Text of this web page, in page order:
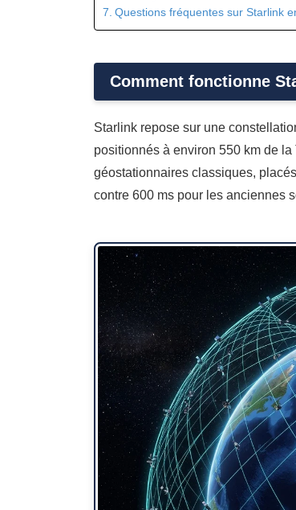
Questions fréquentes sur Starlink
Comment fonctionne
Starlink repose sur une
positionnés à environ 550 km de
géostationnaires classiques,
contre 600 ms pour les anciennes